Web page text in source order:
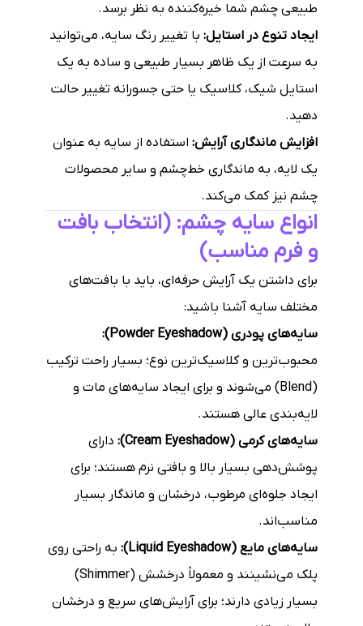
طبیعی چشم شما خیره‌کننده به نظر برسد.
ایجاد تنوع در استایل: با تغییر رنگ سایه، می‌توانید
به سرعت از یک ظاهر بسیار طبیعی و ساده به یک
استایل شیک، کلاسیک یا حتی جسورانه تغییر حالت
دهید.
افزایش ماندگاری آرایش: استفاده از سایه به عنوان
یک لایه، به ماندگاری خط‌چشم و سایر محصولات
چشم نیز کمک می‌کند.
انواع سایه چشم: (انتخاب بافت
و فرم مناسب)
برای داشتن یک آرایش حرفه‌ای، باید با بافت‌های
مختلف سایه آشنا باشید:
سایه‌های پودری (Powder Eyeshadow):
محبوب‌ترین و کلاسیک‌ترین نوع؛ بسیار راحت ترکیب
(Blend) می‌شوند و برای ایجاد سایه‌های مات و
لایه‌بندی عالی هستند.
سایه‌های کرمی (Cream Eyeshadow):
دارای
پوشش‌دهی بسیار بالا و بافتی نرم هستند؛ برای
ایجاد جلوه‌ای مرطوب، درخشان و ماندگار بسیار
مناسب‌اند.
سایه‌های مایع (Liquid Eyeshadow):
به راحتی روی
پلک می‌نشینند و معمولاً درخشش (Shimmer)
بسیار زیادی دارند؛ برای آرایش‌های سریع و درخشان